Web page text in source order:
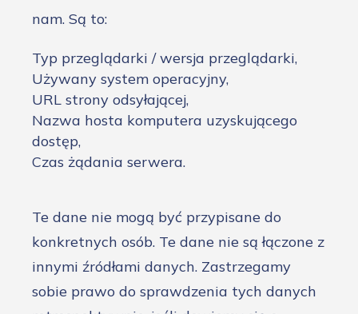
nam. Są to:
Typ przeglądarki / wersja przeglądarki,
Używany system operacyjny,
URL strony odsyłającej,
Nazwa hosta komputera uzyskującego
dostęp,
Czas żądania serwera.
Te dane nie mogą być przypisane do
konkretnych osób. Te dane nie są łączone z
innymi źródłami danych. Zastrzegamy
sobie prawo do sprawdzenia tych danych